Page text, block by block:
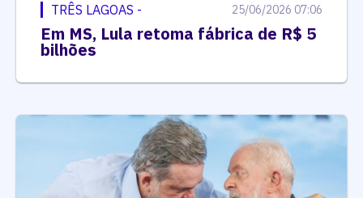
TRÊS LAGOAS - 25/06/2026 07:06
Em MS, Lula retoma fábrica de R$ 5
bilhões